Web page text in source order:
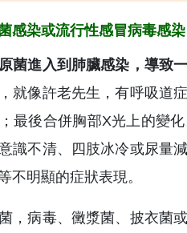
感染或流行性感冒病毒感染
菌進入到肺臟感染，導致
就像許老先生，有呼吸道
最後合併胸部X光上的變
識不清、四肢冰冷或尿量
不明顯的症狀表現。
，病毒、黴漿菌、披衣菌